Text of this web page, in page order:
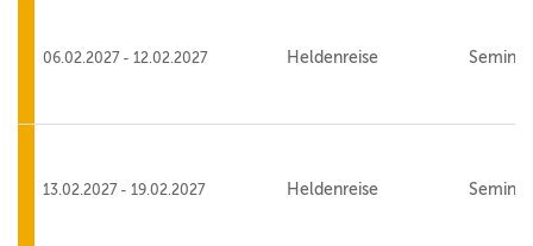
06.02.2027 - 12.02.2027 Heldenreise
13.02.2027 - 19.02.2027 Heldenreise